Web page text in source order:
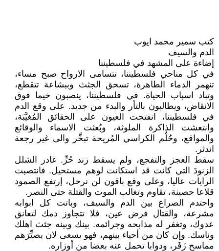
كتب سمير محمد ايوب
الدم والسيف
إضاءة على المشهد في فلسطيننا
في كل مناحي فلسطيننا، تتسامى الارواح صبح مساء،
تنهمر الدماء الطاهرة، تسحق الجثث وببشاعة تتقطع،
وتباد اسباب الحياة. في فلسطيننا، ينصبون خيما فوق
الانقاض، ويطالبون بالتأر والبدء من جديد. على وقع الدم
في فلسطيننا، انفتحت العيون على الحقائق المُغيَّبَة،
وانتعشت الذاكرة الملوثة، وبُعثت الاسماء والوقائع
والمواقع، وحُلُم الكراسي المُريحة تبخَّر والى غير رجعة
اندثر.
سقط العجز والتفجع، ولم يسقط زند حُرٍّ. غادر الشلل
الزنودَ التي كانت قد استكانت لوهم مستحيل. فانتصبت
الرايات عاليا، وعلى وقع باقون لن نرحل، إرتفع الصمود
قلاعا حصينة، تقاوم وتغالب الموت والقتلة حتى النصر.
واحتدم الصراع بين الدم والسيف، وباتت كل ابوابه
مشرعة، والقتال فرض عين، فلا تتجاوز دمك لتعانق
عدوك، وتغفر له مذابحه وجرائمه. بينك وبينه جثث اهلك
وناسك. وإن كان من أحياء بينهم، فهو يسعى لان يصيِّرَهم
مماسح زَفَر، ودوابا تحمل عنه بعضا من أوزاره.